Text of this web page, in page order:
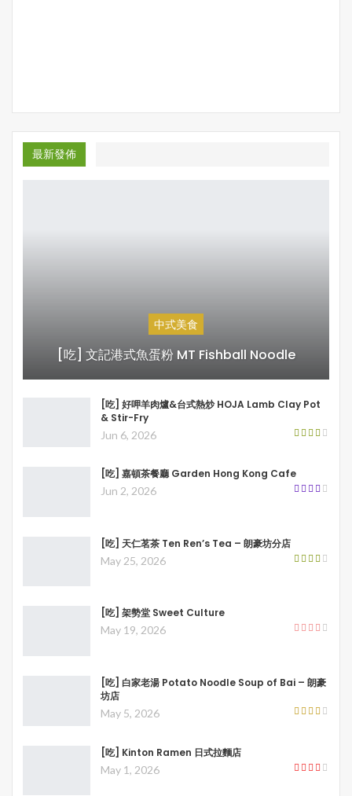
最新發佈
中式美食
[吃] 文記港式魚蛋粉 MT Fishball Noodle
[吃] 好呷羊肉爐&台式熱炒 HOJA Lamb Clay Pot
& Stir-Fry
Jun 6, 2026
[吃] 嘉頓茶餐廳 Garden Hong Kong Cafe
Jun 2, 2026
[吃] 天仁茗茶 Ten Ren’s Tea – 朗豪坊分店
May 25, 2026
[吃] 架勢堂 Sweet Culture
May 19, 2026
[吃] 白家老湯 Potato Noodle Soup of Bai – 朗豪
坊店
May 5, 2026
[吃] Kinton Ramen 日式拉麵店
May 1, 2026